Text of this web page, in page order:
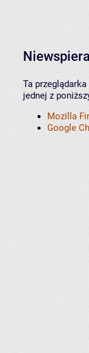
Ta
jednej z
Mozilla
Google